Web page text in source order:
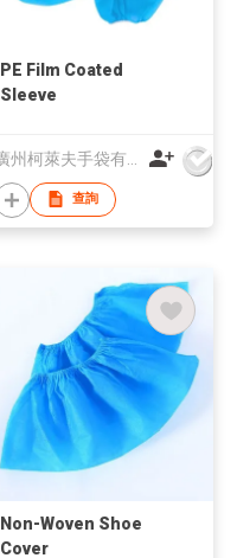
PE Film Coated
Sleeve
查詢
Non-Woven Shoe
Cover